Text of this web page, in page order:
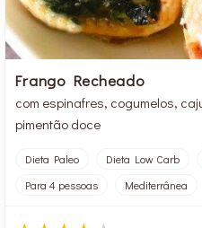
Frango Recheado
com espinafres, cogumelos,
pimentão doce
Dieta Paleo Dieta Low Carb
Para 4 pessoas
Mediterrânea